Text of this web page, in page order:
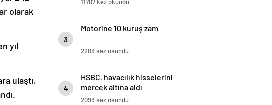
olarak
yıl
ulaştı,
11707 kez okundu
3
Motorine 10 kuruş zam
2203 kez okundu
4
HSBC, havacılık hisselerini
mercek altına aldı
2093 kez okundu